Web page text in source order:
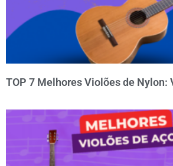
TOP 7 Melhores Violões de Nylon: